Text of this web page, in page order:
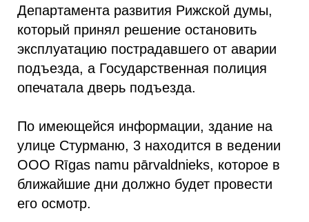
Департамента развития Рижской думы,
который принял решение остановить
эксплуатацию пострадавшего от аварии
подъезда, а Государственная полиция
опечатала дверь подъезда.
По имеющейся информации, здание на
улице Стурманю, 3 находится в ведении
ООО Rīgas namu pārvaldnieks, которое в
ближайшие дни должно будет провести
его осмотр.